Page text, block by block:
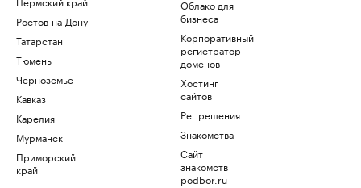
Ростов-на-Дону
Татарстан
Тюмень
Черноземье
Кавказ
Карелия
Мурманск
Приморский
край
Облако для
бизнеса
Корпоративный
регистратор
доменов
Хостинг
сайтов
Рег.решения
Знакомства
Сайт
знакомств
podbor.ru